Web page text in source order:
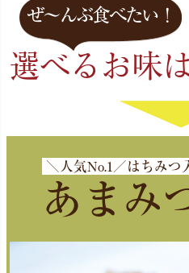
ぜ～んぶ食べたい！
選べるお味は
＼人気No.1／はちみつ
あまみ